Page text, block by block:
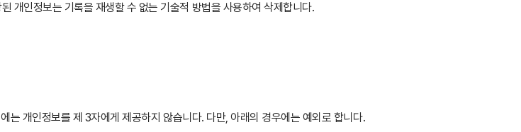
개인정보는 기록을 재생할 수 없는 기술적 방법을 사용하여 삭제합니다.
개인정보를 제 3자에게 제공하지 않습니다. 다만, 아래의 경우에는 예외로 합니다.